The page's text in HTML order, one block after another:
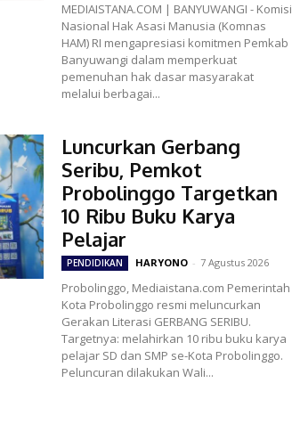
MEDIAISTANA.COM | BANYUWANGI - Komisi
Nasional Hak Asasi Manusia (Komnas
HAM) RI mengapresiasi komitmen Pemkab
Banyuwangi dalam memperkuat
pemenuhan hak dasar masyarakat
melalui berbagai...
Luncurkan Gerbang
Seribu, Pemkot
Probolinggo Targetkan
10 Ribu Buku Karya
Pelajar
PENDIDIKAN HARYONO - 7 Agustus 2026
Probolinggo, Mediaistana.com Pemerintah
Kota Probolinggo resmi meluncurkan
Gerakan Literasi GERBANG SERIBU.
Targetnya: melahirkan 10 ribu buku karya
pelajar SD dan SMP se-Kota Probolinggo.
Peluncuran dilakukan Wali...